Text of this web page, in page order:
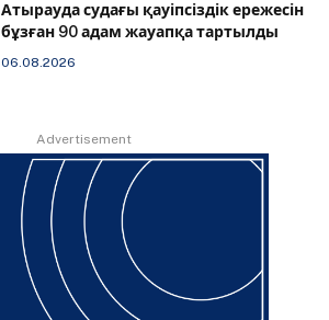
Атырауда судағы қауіпсіздік ережесін
бұзған 90 адам жауапқа тартылды
06.08.2026
Advertisement